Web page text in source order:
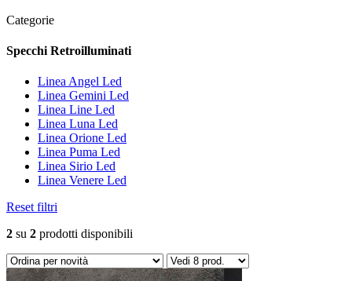
Categorie
Specchi Retroilluminati
Linea Angel Led
Linea Gemini Led
Linea Line Led
Linea Luna Led
Linea Orione Led
Linea Puma Led
Linea Sirio Led
Linea Venere Led
Reset filtri
2 su 2 prodotti disponibili